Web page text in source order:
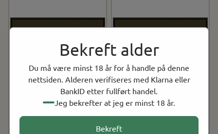
Bekreft alder
Du må være minst 18 år for å handle på denne
nettsiden. Alderen verifiseres med Klarna eller
BankID etter fullført handel.
Jeg bekrefter at jeg er minst 18 år.
Bekreft